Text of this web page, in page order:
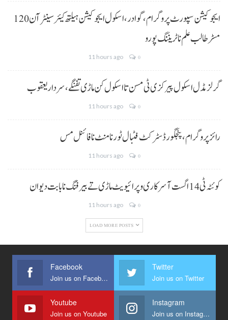
ایجوکیشن سپورٹ پروگرام،گوادر، اسکول ایجوکیشن ہیلتھ کیئر سینٹر آن 120
مسڑ طالب علم نا ٹریننگ پورو
11 hours ago 0
گرلز مڈل اسکول پیرکزی ٹی مسن تا اسکول کن ماڑی تفنگے، سردار یعقوب
11 hours ago 0
رائز پروگرام، پنجگور ڈسٹرکٹ فٹبال ٹورنامنٹ نا فائنل مس
11 hours ago 0
کوئٹہ ٹی 14 اگست آ سرکاری و پرائیویٹ ماڑی تے بیرفنگ نا بابت دیوان
11 hours ago 0
LOAD MORE POSTS
Facebook
Join us on Facebook
Twitter
Join us on Twitter
Youtube
Join us on Youtube
Instagram
Join us on Instagram